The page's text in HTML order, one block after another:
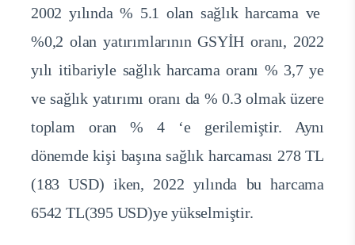
2002 yılında % 5.1 olan sağlık harcama ve
%0,2 olan yatırımlarının GSYİH oranı, 2022
yılı itibariyle sağlık harcama oranı % 3,7 ye
ve sağlık yatırımı oranı da % 0.3 olmak üzere
toplam oran % 4 ‘e gerilemiştir. Aynı
dönemde kişi başına sağlık harcaması 278 TL
(183 USD) iken, 2022 yılında bu harcama
6542 TL(395 USD)ye yükselmiştir.